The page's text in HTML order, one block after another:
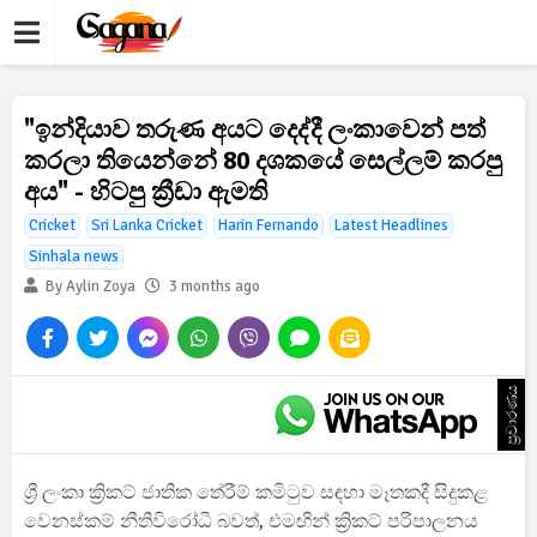
"ඉන්දියාව තරුණ අයට දෙද්දී ලංකාවෙන් පත්
කරලා තියෙන්නේ 80 දශකයේ සෙල්ලම් කරපු
අය" - හිටපු ක්‍රීඩා ඇමති
Cricket Sri Lanka Cricket Harin Fernando
Latest Headlines
Sinhala news
By Aylin Zoya
3 months ago
ප්‍රචාරණය
ශ්‍රී ලංකා ක්‍රිකට් ජාතික තේරීම් කමිටුව සඳහා මෑතකදී සිදුකළ
වෙනස්කම් නීතිවිරෝධී බවත්, එමඟින් ක්‍රිකට් පරිපාලනය